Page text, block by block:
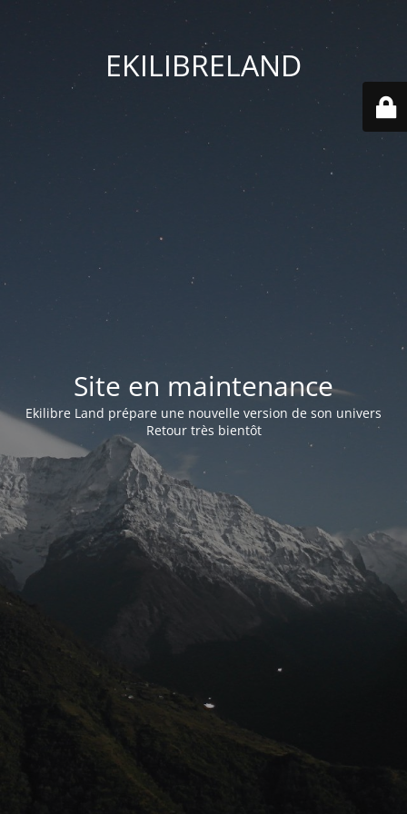
EKILIBRELAND
Site en maintenance
Ekilibre Land prépare une nouvelle version de son univers
Retour très bientôt